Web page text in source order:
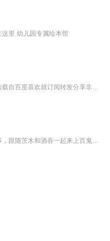
里 幼儿园专属绘本馆